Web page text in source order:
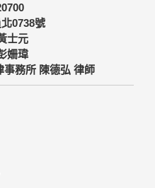
0738號
士元
姍瑋
事務所 陳德弘 律師